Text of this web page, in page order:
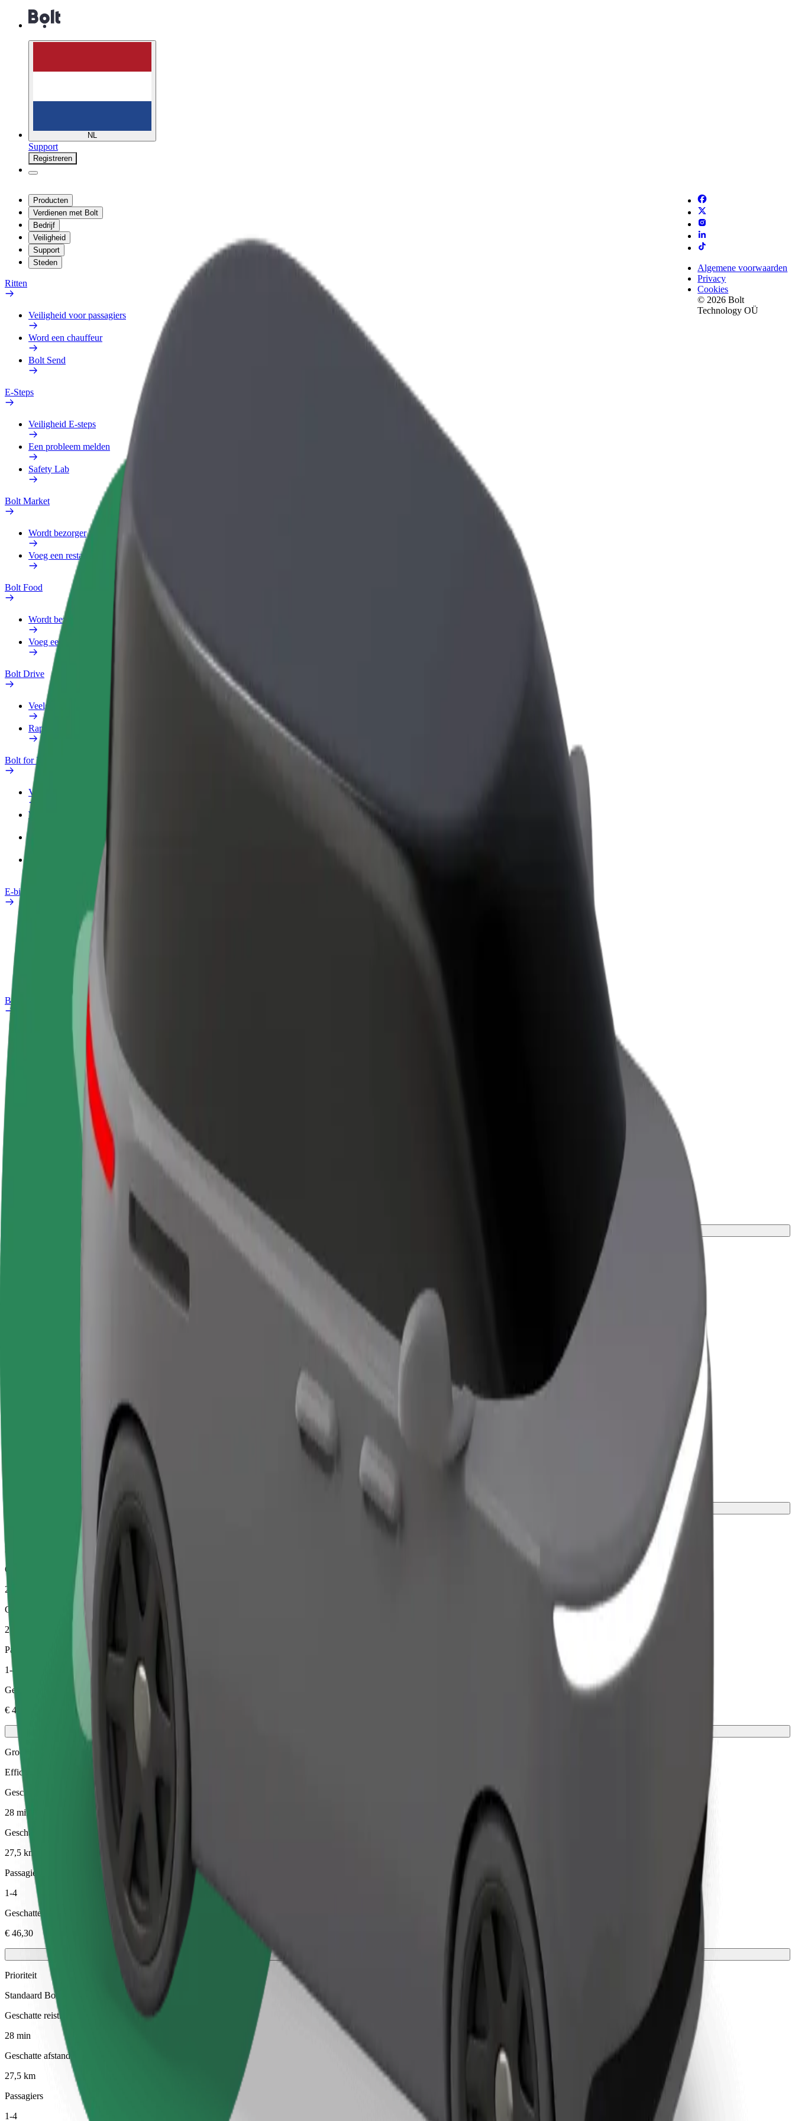
NL
Support
Registreren
Producten
Verdienen met Bolt
Bedrijf
Veiligheid
Support
Steden
Ritten
Veiligheid voor passagiers
Word een chauffeur
Bolt Send
E-Steps
Veiligheid E-steps
Een probleem melden
Safety Lab
Bolt Market
Wordt bezorger
Voeg een restaurant of winkel toe
Bolt Food
Wordt bezorger
Voeg een restaurant of winkel toe
Bolt Drive
Veelgestelde Vragen
Rapporteer een voertuig
Bolt for Business
Voordelen
Werkprofiel
Bolt Food voor Business
E-bikes
Een probleem melden
Veelgestelde vragen
Bolt Plus
Hoe werkt het
Veelgestelde Vragen
Word een chauffeur
Verdien geld op jouw
Wordt bezorger
Bezorg eten en krijg elke week
Algemene voorwaarden
Privacy
Cookies
© 2026 Bolt
Technology OÜ
Van La Cantine des Voyageurs naar Relay
Op zoek naar de beste manier om van La Cantine des Voyageurs naar Relay te komen? Bekijk onze services en vind de perfecte dienst voor jou.
Gemak en comfort op slechts een paar tikken afstand!
Bestel rit
Betrouwbare ritten in standaard middelgrote auto's.
Geschatte reistijd
28 min
Geschatte afstand
27,5 km
Passagiers
1-4
Geschatte prijs
€ 46,00
Groen
Efficiënte ritten in hybride en elektrische voertuigen
Geschatte reistijd
28 min
Geschatte afstand
27,5 km
Passagiers
1-4
Geschatte prijs
€ 46,30
Prioriteit
Standaard Bolt-ritten met snellere ophaaltijden
Geschatte reistijd
28 min
Geschatte afstand
27,5 km
Passagiers
1-4